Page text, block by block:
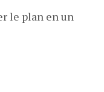
le plan en un